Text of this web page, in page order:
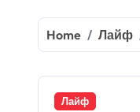
Home Лайф
Лайф